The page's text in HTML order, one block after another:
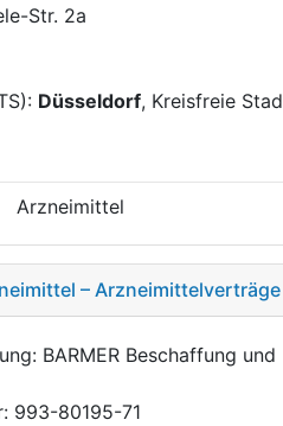
Str. 2a
Düsseldorf, Kreisfreie
Arzneimittel
–
BARMER Beschaffung und
993-80195-71